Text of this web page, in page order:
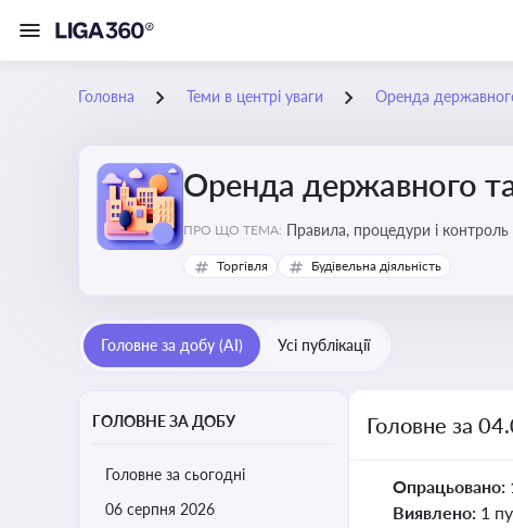
Головна Теми в центрі уваги Оренда
Оренда державного
ПРО ЩО ТЕМА: Правила, процедури і
Торгівля Будівельна діяльність
Головне за добу (AI) Усі публікації
ГОЛОВНЕ ЗА ДОБУ
Головне за сьогодні
06 серпня 2026
Головне за
Опрацьовано:
Виявлено: 1